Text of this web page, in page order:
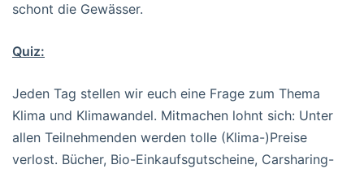
schont die Gewässer.
Quiz:
Jeden Tag stellen wir euch eine Frage zum Thema
Klima und Klimawandel. Mitmachen lohnt sich: Unter
allen Teilnehmenden werden tolle (Klima-)Preise
verlost. Bücher, Bio-Einkaufsgutscheine, Carsharing-